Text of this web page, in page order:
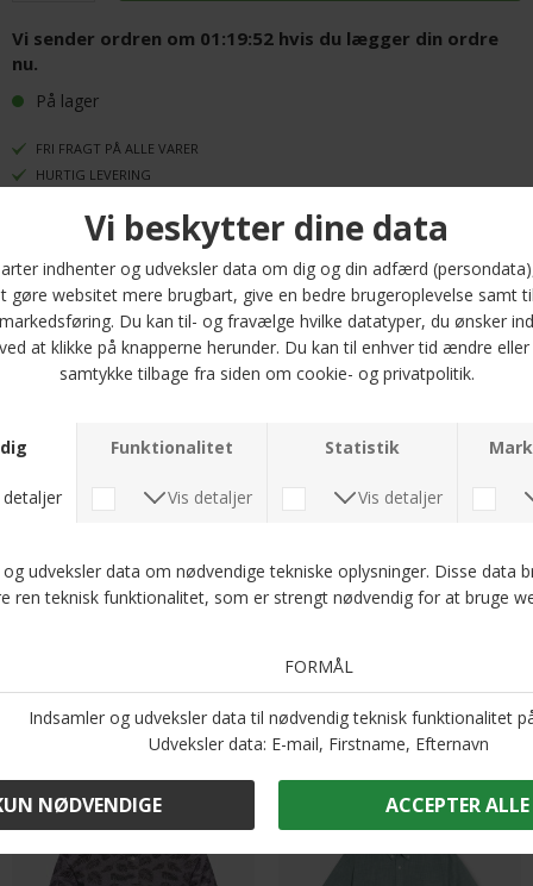
Vi sender ordren om 01:19:52 hvis du lægger din ordre
nu.
På lager
FRI FRAGT PÅ ALLE VARER
HURTIG LEVERING
Signal Grant Linen Polo – Ivory Cream
En klassisk og let polo i et sommerligt design fra Signal. Denne model er
fremstillet i en eksklusiv blanding af 85% bomuld og 15% hør, som giver en
luftig og naturlig komfort – perfekt til de varme dage. Den har et afslappet
udtryk med en elegant struktur i stoffet og en blød fornemmelse mod
huden.
· Farve: Ivory Cream
Et oplagt valg til både hverdag og feriestil – hvor komfort og stil går hånd i
Andre købte også
-40% -20%